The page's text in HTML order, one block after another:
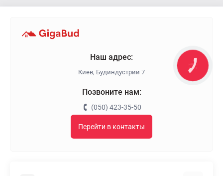
Наш адрес:
Киев, Будиндустрии 7
Позвоните нам:
(050) 423-35-50
Перейти в контакты
КНОПКА
ЗВ'ЯЗКУ